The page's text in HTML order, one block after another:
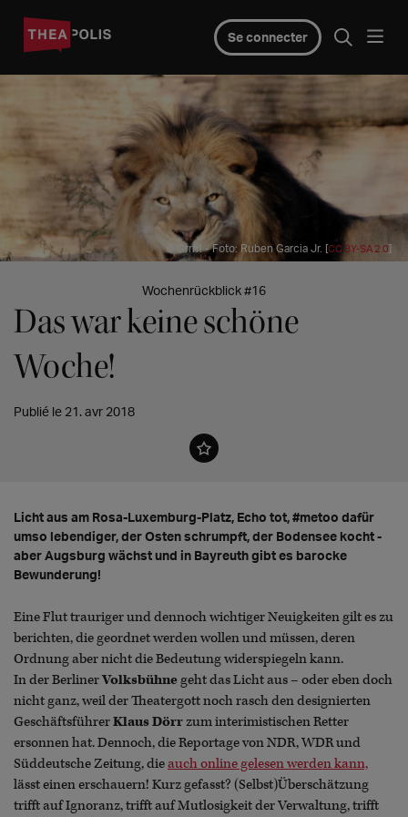
Se connecter
© Grrrr! - Foto: Ruben Garcia Jr. [CC BY-SA 2.0]
Wochenrückblick #16
Das war keine schöne
Woche!
Publié le 21. avr 2018
Licht aus am Rosa-Luxemburg-Platz, Echo tot, #metoo dafür
umso lebendiger, der Osten schrumpft, der Bodensee kocht -
aber Augsburg wächst und in Bayreuth gibt es barocke
Bewunderung!
Eine Flut trauriger und dennoch wichtiger Neuigkeiten gilt es zu
berichten, die geordnet werden wollen und müssen, deren
Ordnung aber nicht die Bedeutung widerspiegeln kann.
In der BerlinerVolksbühnegeht das Licht aus – oder eben doch
nicht ganz, weil der Theatergott noch rasch den designierten
GeschäftsführerKlaus Dörrzum interimistischen Retter
ersonnen hat. Dennoch, die Reportage von NDR, WDR und
Süddeutsche Zeitung, dieauch online gelesen werden kann,
lässt einen erschauern! Kurz gefasst? (Selbst)Überschätzung
trifft auf Ignoranz, trifft auf Mutlosigkeit der Verwaltung, trifft